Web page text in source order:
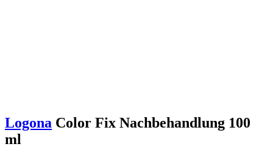
Logona Color Fix Nachbehandlung 100
ml